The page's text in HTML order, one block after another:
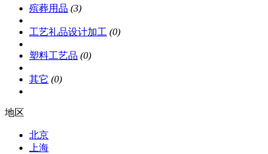
殡葬用品 (3)
工艺礼品设计加工 (0)
塑料工艺品 (0)
其它 (0)
地区
北京
上海